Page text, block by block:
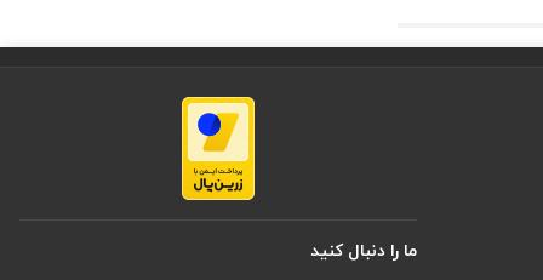
شده است در شرایط
ما را دنبال کنید